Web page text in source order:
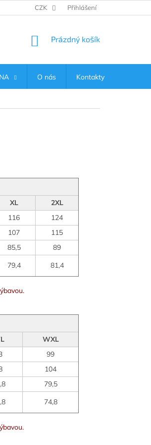
CZK Přihlášení
NÁKUPNÍ
Prázdný košík
O nás Kontakty
XL
2XL
116
124
107
115
85,5
89
79,4 81,4
WXL
99
104
79,5
74,8